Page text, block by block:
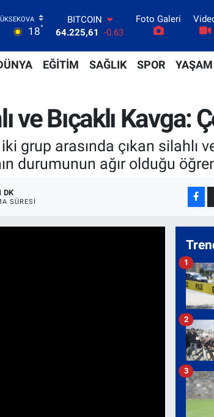
18°
DOLAR
47,7143
0.16
55,0317 -0.02
6574.81 1.44
BİST100
70
Foto Galeri
EĞİTİM SAĞLIK SPOR YAŞAM
Bıçaklı Kavga:
grup arasında çıkan silahlı
durumunun ağır olduğu
DK
SÜRESI
1
2
3